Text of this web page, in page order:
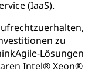
(IaaS).
zu
Lösungen
Intel® Xeon®